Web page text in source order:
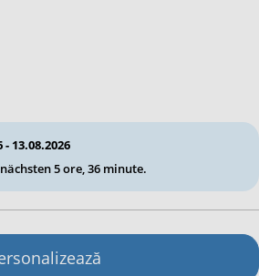
13.08.2026
5 ore, 36 minute.